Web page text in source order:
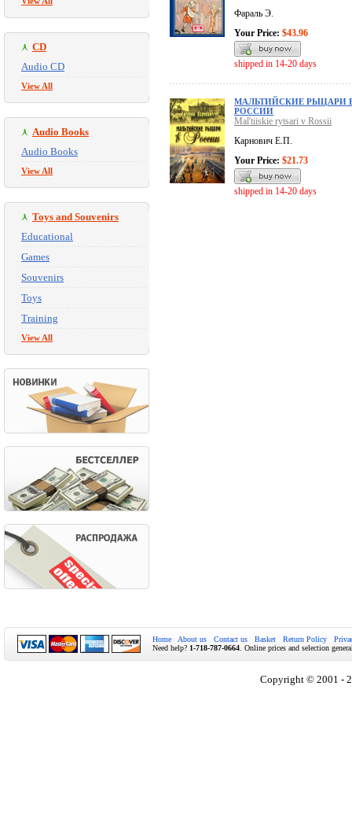
CD
Audio CD
View All
Audio Books
Audio Books
View All
Toys and Souvenirs
Educational
Games
Souvenirs
Toys
Training
View All
Фараль Э.
Your Price: $43.96
shipped in 14-20 days
МАЛЬТИЙСКИЕ РЫЦАРИ
РОССИИ
Mal'tiiskie rytsari v Rossii
Карнович Е.П.
Your Price: $21.73
shipped in 14-20 days
Home About us Contact us Basket Return Policy
Need help? 1-718-787-0664 . Online prices and selection
Copyright © 2001 -